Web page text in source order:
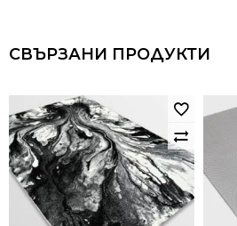
СВЪРЗАНИ ПРОДУКТИ